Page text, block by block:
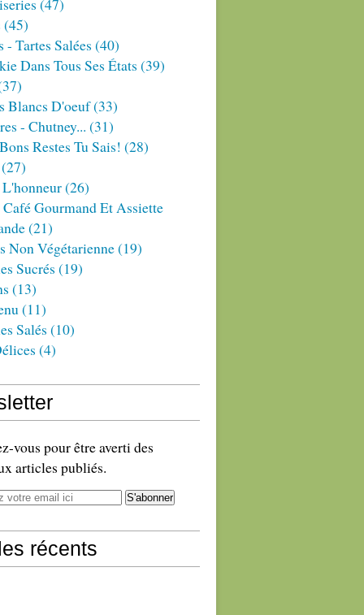
(47)
(45)
- Tartes Salées (40)
Dans Tous Ses États (39)
Blancs D'oeuf(33)
- Chutney... (31)
Restes Tu Sais! (28)
(27)
(26)
Gourmand Et Assiette
(21)
Non Végétarienne(19)
Sucrés (19)
(13)
(11)
Salés (10)
(4)
vous pour être averti des
articles publiés.
récents